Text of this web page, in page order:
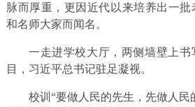
脉而厚重，更因近代以来培养出一
和名师大家而闻名。
一走进学校大厅，两侧墙壁上
目，习近平总书记驻足凝视。
校训“要做人民的先生，先做人民